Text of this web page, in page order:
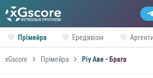
Прімейра Ередивізія
xGscore Прімейра Ріу Аве - Брага